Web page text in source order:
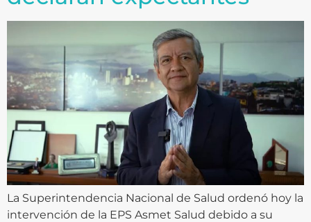
La Superintendencia Nacional de Salud ordenó hoy la
intervención de la EPS Asmet Salud debido a su